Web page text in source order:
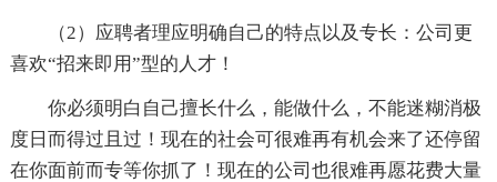
（2）应聘者理应明确自己的特点以及专长：公司更
喜欢“招来即用”型的人才！
你必须明白自己擅长什么，能做什么，不能迷糊消极
度日而得过且过！现在的社会可很难再有机会来了还停留
在你面前而专等你抓了！现在的公司也很难再愿花费大量